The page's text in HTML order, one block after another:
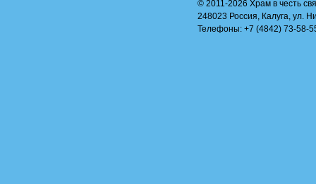
© 2011-2026 Храм в честь
248023 Россия, Калуга, ул.
Телефоны: +7 (4842) 73-58-